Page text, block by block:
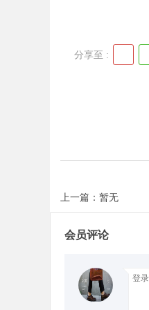
分享至 :
上一篇：暂无
会员评论